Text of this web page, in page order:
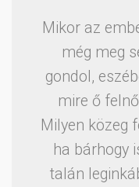
Mikor az
még meg
gondol,
mire ő
Milyen közeg
ha bárhogy
talán